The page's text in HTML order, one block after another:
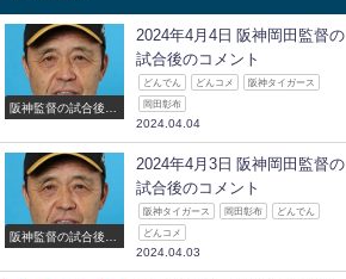
阪神監督の試合後の
2024年4月4日 阪神岡田監督の
試合後のコメント
どんでん どんコメ 阪神タイガース
岡田彰布
2024.04.04
阪神監督の試合後の
2024年4月3日 阪神岡田監督の
試合後のコメント
阪神タイガース 岡田彰布 どんでん
どんコメ
2024.04.03